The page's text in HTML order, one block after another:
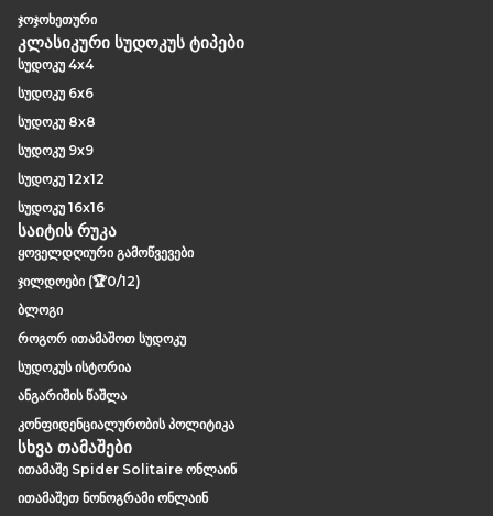
ჯოჯოხეთური
კლასიკური სუდოკუს ტიპები
სუდოკუ 4x4
სუდოკუ 6x6
სუდოკუ 8x8
სუდოკუ 9x9
სუდოკუ 12x12
სუდოკუ 16x16
საიტის რუკა
ყოველდღიური გამოწვევები
ჯილდოები (🏆0/12)
ბლოგი
როგორ ითამაშოთ სუდოკუ
სუდოკუს ისტორია
ანგარიშის წაშლა
კონფიდენციალურობის პოლიტიკა
სხვა თამაშები
ითამაშე Spider Solitaire ონლაინ
ითამაშეთ ნონოგრამი ონლაინ